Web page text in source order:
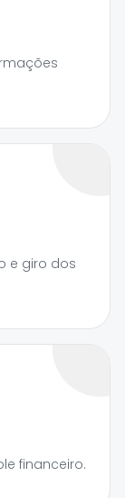
e giro dos
financeiro.